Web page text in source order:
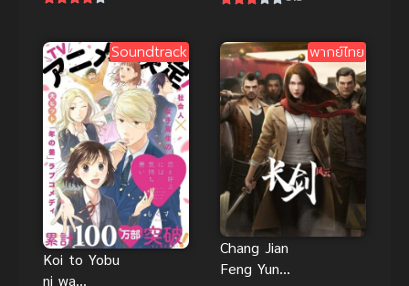
ภูติ
Soundtrack
Koi to Yobu
ni wa
พากย์ไทย
Chang Jian
Feng Yun